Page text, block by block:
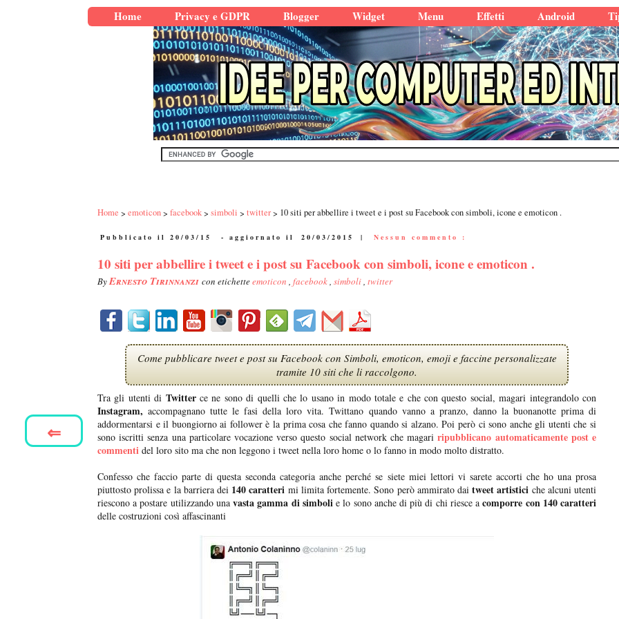
Home Privacy e GDPR Blogger Widget Menu Effetti Android
Home emoticon facebook simboli twitter 10 siti per abbellire i tweet e i post su Facebook con simboli, icone e emoticon .
Pubblicato il 20/03/15 - aggiornato il 20/03/2015 | Nessun commento :
10 siti per abbellire i tweet e i post su Facebook con simboli, icone e emoticon .
ByErnesto Tirinnanzi con etichetteemoticon , facebook, simboli, twitter
Come pubblicare tweet e post su Facebook con Simboli, emoticon, emoji e faccine personalizzate
tramite 10 siti che li raccolgono.
Tra gli utenti di Twitter ce ne sono di quelli che lo usano in modo totale e che con questo social, magari integrandolo con
Instagram, accompagnano tutte le fasi della loro vita. Twittano quando vanno a pranzo, danno la buonanotte prima di
addormentarsi e il buongiorno ai follower è la prima cosa che fanno quando si alzano. Poi però ci sono anche gli utenti che si
sono iscritti senza una particolare vocazione verso questo social network che magariripubblicano automaticamente post e
commenti del loro sito ma che non leggono i tweet nella loro home o lo fanno in modo molto distratto.
Confesso che faccio parte di questa seconda categoria anche perché se siete miei lettori vi sarete accorti che ho una prosa
piuttosto prolissa e la barriera dei 140 caratteri mi limita fortemente. Sono però ammirato daitweet artistici che alcuni utenti
riescono a postare utilizzando unavasta gamma di simbolie lo sono anche di più di chi riesce acomporre con 140 caratteri
delle costruzioni così affascinanti
⇐